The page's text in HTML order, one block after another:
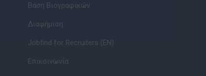
Βάση Βιογραφικών
Διαφήμιση
Jobfind for Recruiters (EN)
Επικοινωνία